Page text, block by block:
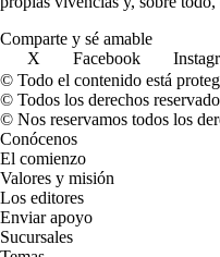
Comparte y sé amable
X
Facebook
© Todo el contenido está
© Todos los derechos
© Nos reservamos todos los
Conócenos
El comienzo
Valores y misión
Los editores
Enviar apoyo
Sucursales